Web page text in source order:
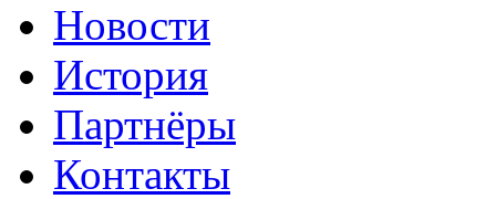
Новости
История
Партнёры
Контакты